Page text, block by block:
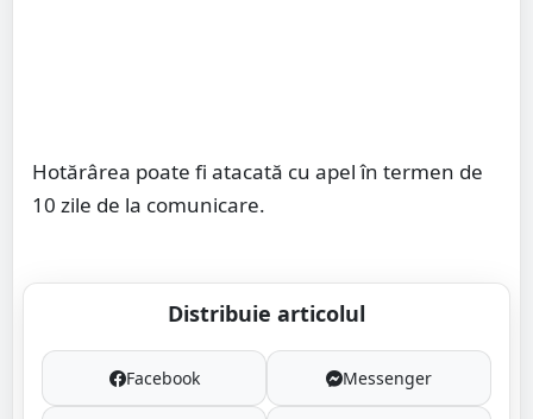
Hotărârea poate fi atacată cu apel în termen de
10 zile de la comunicare.
Distribuie articolul
Facebook Messenger